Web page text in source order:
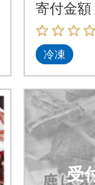
寄付金額
冷凍
受